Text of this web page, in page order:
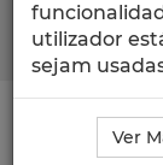
Search
Ciência_Iscte
Publicação
utilizador
sejam
Ver